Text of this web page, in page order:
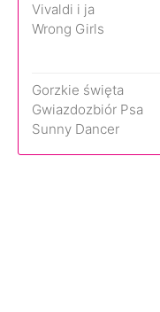
Vivaldi i ja
Wrong Girls
Gorzkie święta
Gwiazdozbiór Psa
Sunny Dancer